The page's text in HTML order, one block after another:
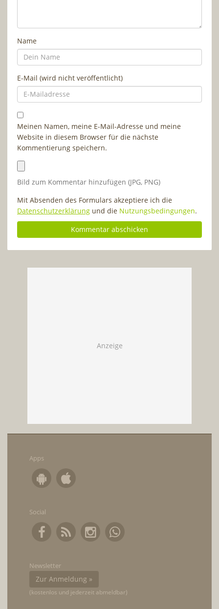
Name
E-Mail (wird nicht veröffentlicht)
Meinen Namen, meine E-Mail-Adresse und meine
Website in diesem Browser für die nächste
Kommentierung speichern.
Bild zum Kommentar hinzufügen (JPG, PNG)
Mit Absenden des Formulars akzeptiere ich die
Datenschutzerklärung und die Nutzungsbedingungen.
Apps
Social
Newsletter
Zur Anmeldung »
(kostenlos und jederzeit abmeldbar)